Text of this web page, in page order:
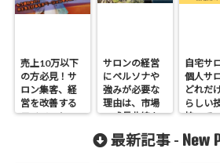
売上10万以下
の方必見！サ
ロン集客、経
営を改善する
モチベーショ
サロンの経営
にペルソナや
強みが必要な
理由は、市場
の成長曲線を
知れば100％理
解できる！
自宅サ
個人サ
どれだ
らしい
持って
客アッ
最新記事 - New